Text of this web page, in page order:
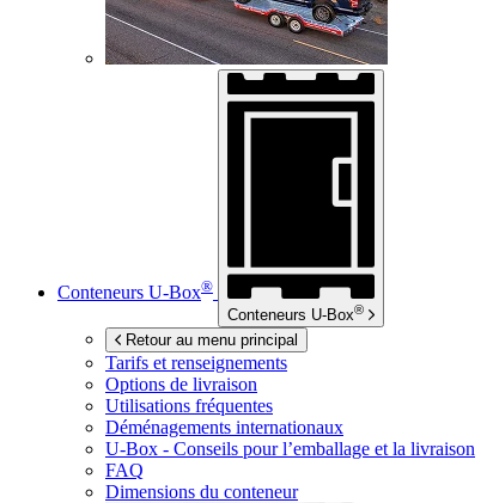
Conteneurs U-Box®
Conteneurs U-Box®
Retour au menu principal
Tarifs et renseignements
Options de livraison
Utilisations fréquentes
Déménagements internationaux
U-Box - Conseils pour l’emballage et la livraison
FAQ
Dimensions du conteneur